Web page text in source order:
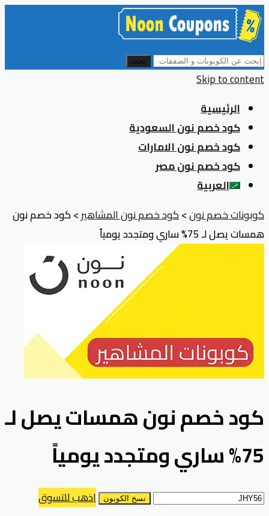
بحث
Skip to content
الرئيسية
كود خصم نون السعودية
كود خصم نون الامارات
كود خصم نون مصر
العربية
كوبونات خصم نون>كود خصم نون المشاهير>كود خصم نون
همسات يصل لـ 75% ساري ومتجدد يومياً
كود خصم نون همسات يصل لـ
75% ساري ومتجدد يومياً
نسخ الكوبون
اذهب للتسوق